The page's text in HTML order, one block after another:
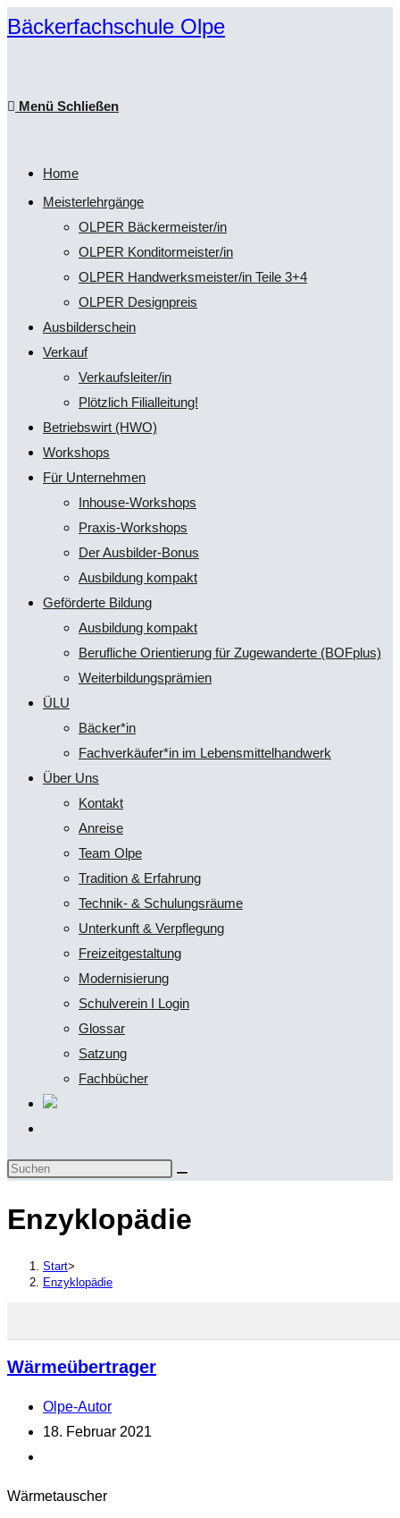
Zum
Bäckerfachschule Olpe
Menü Schließen
Home
Meisterlehrgänge
OLPER Bäckermeister/in
OLPER Konditormeister/in
OLPER Handwerksmeister/in Teile 3+4
OLPER Designpreis
Ausbilderschein
Verkauf
Verkaufsleiter/in
Plötzlich Filialleitung!
Betriebswirt (HWO)
Workshops
Für Unternehmen
Inhouse-Workshops
Praxis-Workshops
Der Ausbilder-Bonus
Ausbildung kompakt
Geförderte Bildung
Ausbildung kompakt
Berufliche Orientierung für Zugewanderte (BOFplus)
Weiterbildungsprämien
ÜLU
Bäcker*in
Fachverkäufer*in im Lebensmittelhandwerk
Über Uns
Kontakt
Anreise
Team Olpe
Tradition & Erfahrung
Technik- & Schulungsräume
Unterkunft & Verpflegung
Freizeitgestaltung
Modernisierung
Schulverein I Login
Glossar
Satzung
Fachbücher
umschalten
Diese
durchsuchen
Enzyklopädie
Start>
Enzyklopädie
Wärmeübertrager
Beitrags-
Autor:
Olpe-Autor
Beitrag
18. Februar 2021
Wärmetauscher